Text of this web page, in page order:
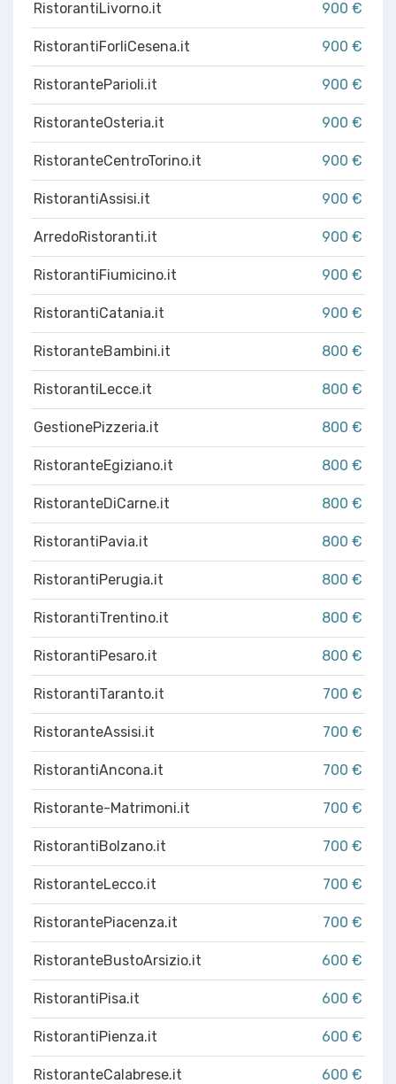
RistorantiLivorno.it 900 €
RistorantiForliCesena.it 900 €
RistoranteParioli.it 900 €
RistoranteOsteria.it 900 €
RistoranteCentroTorino.it 900 €
RistorantiAssisi.it 900 €
ArredoRistoranti.it 900 €
RistorantiFiumicino.it 900 €
RistorantiCatania.it 900 €
RistoranteBambini.it 800 €
RistorantiLecce.it 800 €
GestionePizzeria.it 800 €
RistoranteEgiziano.it 800 €
RistoranteDiCarne.it 800 €
RistorantiPavia.it 800 €
RistorantiPerugia.it 800 €
RistorantiTrentino.it 800 €
RistorantiPesaro.it 800 €
RistorantiTaranto.it 700 €
RistoranteAssisi.it 700 €
RistorantiAncona.it 700 €
Ristorante-Matrimoni.it 700 €
RistorantiBolzano.it 700 €
RistoranteLecco.it 700 €
RistorantePiacenza.it 700 €
RistoranteBustoArsizio.it 600 €
RistorantiPisa.it 600 €
RistorantiPienza.it 600 €
RistoranteCalabrese.it 600 €